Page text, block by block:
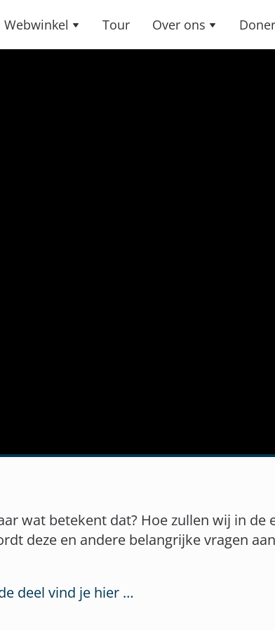
Webwinkel Tour Over ons
wat betekent dat? Hoe zullen wij in de
deze en andere belangrijke vragen
deel vind je hier …